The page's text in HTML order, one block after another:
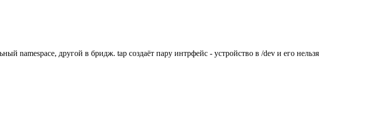
namespace, другой в бридж. tap создаёт пару интрфейс - устройство в /dev и его нельзя